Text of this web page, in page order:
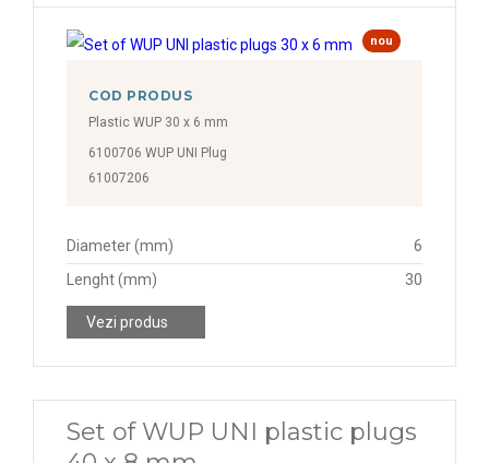
nou
COD PRODUS
Plastic WUP 30 x 6 mm
6100706 WUP UNI Plug
61007206
Diameter (mm)
6
Lenght (mm)
30
Vezi produs
Set of WUP UNI plastic plugs